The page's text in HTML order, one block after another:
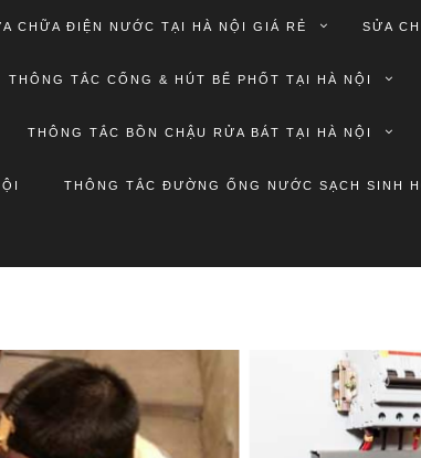
CHỮA ĐIỆN NƯỚC TẠI HÀ NỘI GIÁ RẺ SỬA
THÔNG TẮC CỐNG & HÚT BỂ PHỐT TẠI HÀ NỘI
THÔNG TẮC BỒN CHẬU RỬA BÁT TẠI HÀ NỘI
THÔNG TẮC ĐƯỜNG ỐNG NƯỚC SẠCH SINH